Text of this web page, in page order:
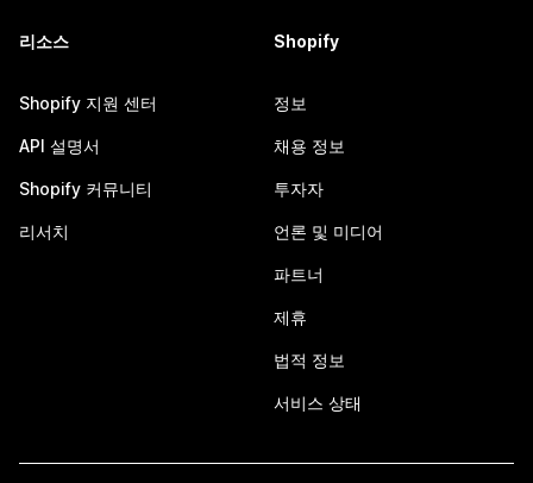
리소스
Shopify 지원 센터
API 설명서
Shopify 커뮤니티
리서치
Shopify
정보
채용 정보
투자자
언론 및 미디어
파트너
제휴
법적 정보
서비스 상태